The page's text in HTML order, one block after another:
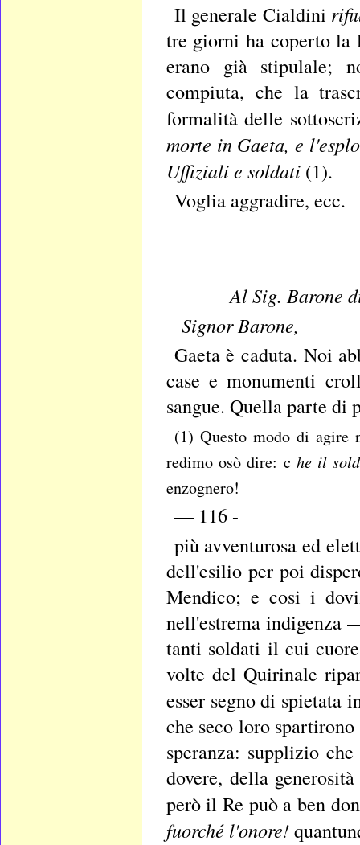
Il generale Cialdini
tre giorni ha coperto la
erano già stipulale;
compiuta, che la
formalità delle
morte in Gaeta, e
Uffiziali e soldati (1).
Voglia aggradire, ecc.
Al Sig. Barone
SignorBarone,
Gaeta è caduta. Noi
case e monumenti
sangue. Quella parte di
(1) Questo modo di agire
redimo osò dire: c he il
enzognero!
— 116 -
più avventurosa ed
dell'esilio per poi
Mendico; e cosi i
nell'estrema indigenza
tanti soldati il cui
volte del Quirinale
esser segno di spietata
che seco loro
speranza: supplizio
dovere, della
però il Re può a ben
fuorché l'onore!